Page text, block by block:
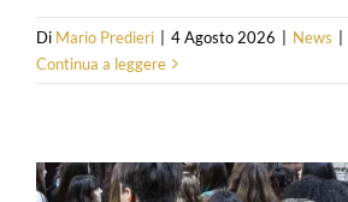
Di Mario Predieri 4 Agosto 2026 News
Continua a leggere